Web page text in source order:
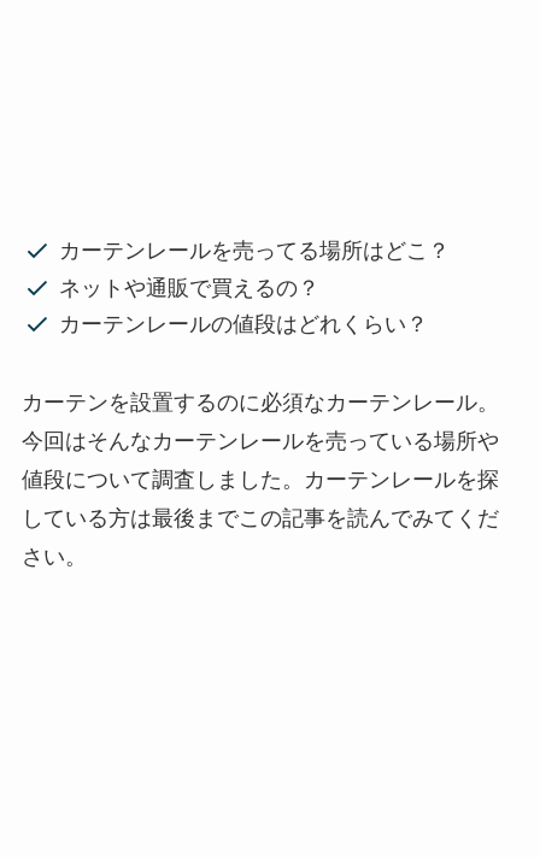
カーテンレールを売ってる場所はどこ？
ネットや通販で買えるの？
カーテンレールの値段はどれくらい？
カーテンを設置するのに必須なカーテンレール。
今回はそんなカーテンレールを売っている場所や
値段について調査しました。カーテンレールを探
している方は最後までこの記事を読んでみてくだ
さい。